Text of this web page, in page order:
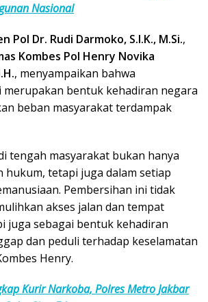
Nasional
Pol Dr. Rudi Darmoko, S.I.K., M.Si.,
Kombes Pol Henry Novika
, menyampaikan bahwa
bentuk kehadiran negara
beban masyarakat terdampak
tengah masyarakat bukan hanya
hukum, tetapi juga dalam setiap
Pembersihan ini tidak
akses jalan dan tempat
juga sebagai bentuk kehadiran
dan peduli terhadap keselamatan
Henry.
Kurir Narkoba, Polres Metro Jakbar